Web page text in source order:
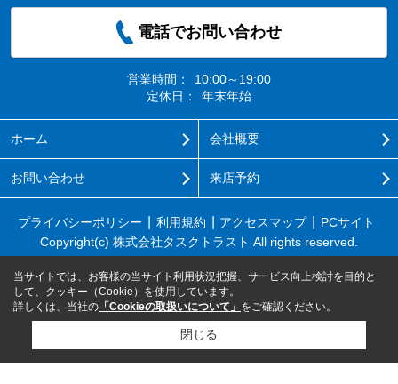
電話でお問い合わせ
営業時間：
10:00～19:00
定休日：
年末年始
ホーム 会社概要
お問い合わせ 来店予約
プライバシーポリシー 利用規約 アクセスマップ
PCサイト
Copyright(c) 株式会社タスクトラスト All rights reserved.
当サイトでは、お客様の当サイト利用状況把握、サービス向上検討を目的と
して、クッキー（Cookie）を使用しています。
詳しくは、当社の 「Cookieの取扱いについて」 をご確認ください。
閉じる